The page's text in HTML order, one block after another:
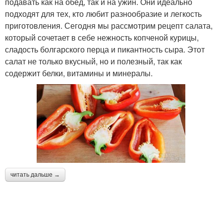
подходят для тех, кто любит разнообразие и легкость
приготовления. Сегодня мы рассмотрим рецепт салата,
который сочетает в себе нежность копченой курицы,
сладость болгарского перца и пикантность сыра. Этот
салат не только вкусный, но и полезный, так как
содержит белки, витамины и минералы.
читать дальше →